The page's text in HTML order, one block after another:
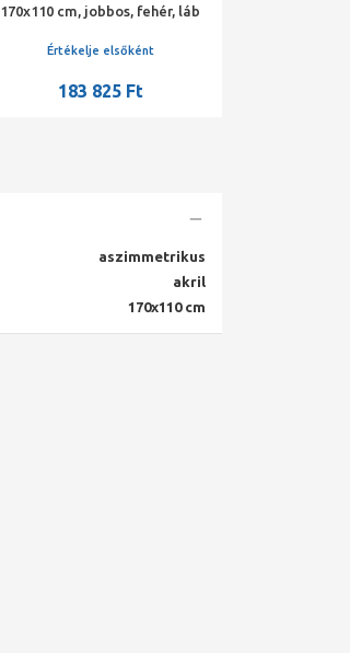
170x110 cm, jobbos, fehér, láb
Értékelje elsőként
183 825 Ft
aszimmetrikus
akril
170x110 cm